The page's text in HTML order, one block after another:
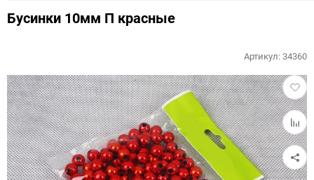
Бусинки 10мм П красные
в
к
Артикул:34360